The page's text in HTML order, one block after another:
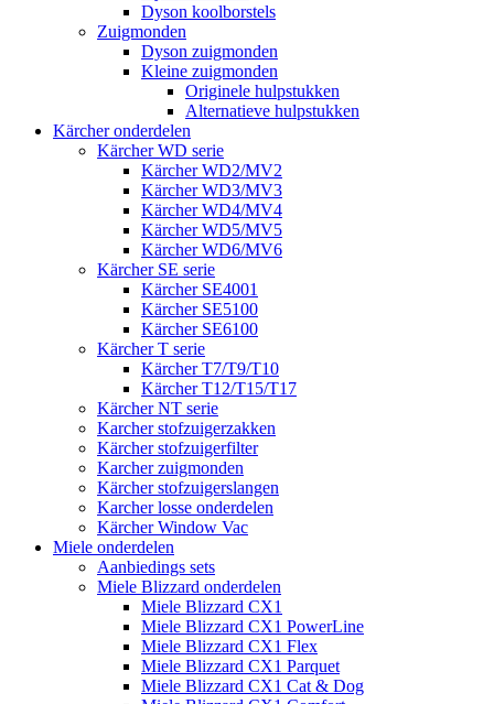
Dyson koolborstels
Zuigmonden
Dyson zuigmonden
Kleine zuigmonden
Originele hulpstukken
Alternatieve hulpstukken
Kärcher onderdelen
Kärcher WD serie
Kärcher WD2/MV2
Kärcher WD3/MV3
Kärcher WD4/MV4
Kärcher WD5/MV5
Kärcher WD6/MV6
Kärcher SE serie
Kärcher SE4001
Kärcher SE5100
Kärcher SE6100
Kärcher T serie
Kärcher T7/T9/T10
Kärcher T12/T15/T17
Kärcher NT serie
Karcher stofzuigerzakken
Kärcher stofzuigerfilter
Karcher zuigmonden
Kärcher stofzuigerslangen
Karcher losse onderdelen
Kärcher Window Vac
Miele onderdelen
Aanbiedings sets
Miele Blizzard onderdelen
Miele Blizzard CX1
Miele Blizzard CX1 PowerLine
Miele Blizzard CX1 Flex
Miele Blizzard CX1 Parquet
Miele Blizzard CX1 Cat & Dog